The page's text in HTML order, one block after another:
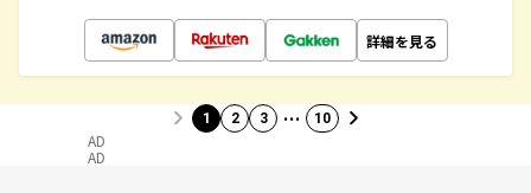
詳細を見る
1 2 3 … 10
AD
AD